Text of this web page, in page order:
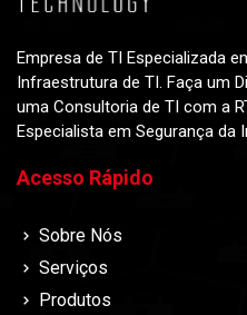
Empresa de TI Especializada
Infraestrutura de TI. Faça um
uma Consultoria de TI com a
Especialista em Segurança da
Acesso Rápido
Sobre Nós
Serviços
Produtos